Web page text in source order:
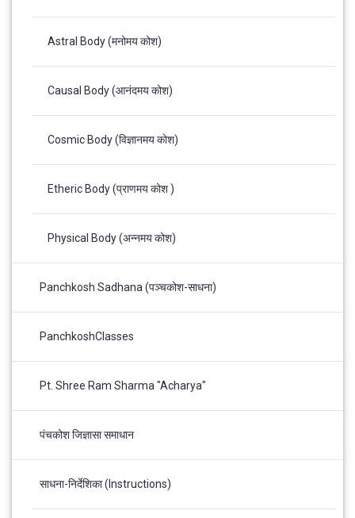
Astral Body (मनोमय कोश)
Causal Body (आनंदमय कोश)
Cosmic Body (विज्ञानमय कोश)
Etheric Body (प्राणमय कोश )
Physical Body (अन्नमय कोश)
Panchkosh Sadhana (पञ्चकोश-साधना)
PanchkoshClasses
Pt. Shree Ram Sharma "Acharya"
पंचकोश जिज्ञासा समाधान
साधना-निर्देशिका (Instructions)